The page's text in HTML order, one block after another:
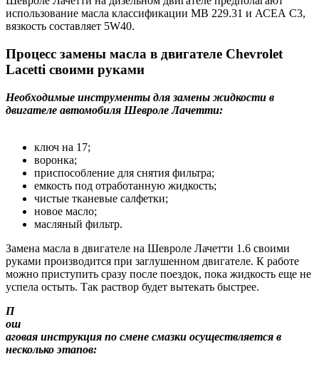
использование масла классификации МВ 229.31 и АСЕА С3,
вязкость составляет 5W40.
Процесс замены масла в двигателе Chevrolet
Lacetti своими руками
Необходимые инструменты для замены жидкости в
двигателе автомобиля Шевроле Лачетти:
ключ на 17;
воронка;
приспособление для снятия фильтра;
емкость под отработанную жидкость;
чистые тканевые салфетки;
новое масло;
масляный фильтр.
Замена масла в двигателе на Шевроле Лачетти 1.6 своими
руками производится при заглушенном двигателе. К работе
можно приступить сразу после поездок, пока жидкость еще не
успела остыть. Так раствор будет вытекать быстрее.
П
ош
аговая инструкция по смене смазки осуществляется в
несколько этапов: